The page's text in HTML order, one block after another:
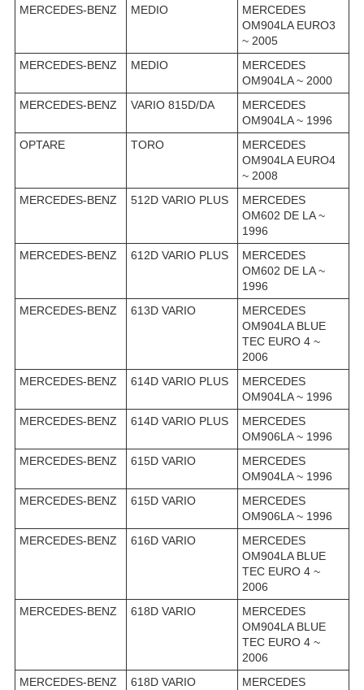
MERCEDES-BENZ
MEDIO
MERCEDES
OM904LA EURO3
~ 2005
MERCEDES-BENZ
MEDIO
MERCEDES
OM904LA ~ 2000
MERCEDES-BENZ
VARIO 815D/DA
MERCEDES
OM904LA ~ 1996
OPTARE
TORO
MERCEDES
OM904LA EURO4
~ 2008
MERCEDES-BENZ
512D VARIO PLUS
MERCEDES
OM602 DE LA ~
1996
MERCEDES-BENZ
612D VARIO PLUS
MERCEDES
OM602 DE LA ~
1996
MERCEDES-BENZ
613D VARIO
MERCEDES
OM904LA BLUE
TEC EURO 4 ~
2006
MERCEDES-BENZ
614D VARIO PLUS
MERCEDES
OM904LA ~ 1996
MERCEDES-BENZ
614D VARIO PLUS
MERCEDES
OM906LA ~ 1996
MERCEDES-BENZ
615D VARIO
MERCEDES
OM904LA ~ 1996
MERCEDES-BENZ
615D VARIO
MERCEDES
OM906LA ~ 1996
MERCEDES-BENZ
616D VARIO
MERCEDES
OM904LA BLUE
TEC EURO 4 ~
2006
MERCEDES-BENZ
618D VARIO
MERCEDES
OM904LA BLUE
TEC EURO 4 ~
2006
MERCEDES-BENZ
618D VARIO
MERCEDES